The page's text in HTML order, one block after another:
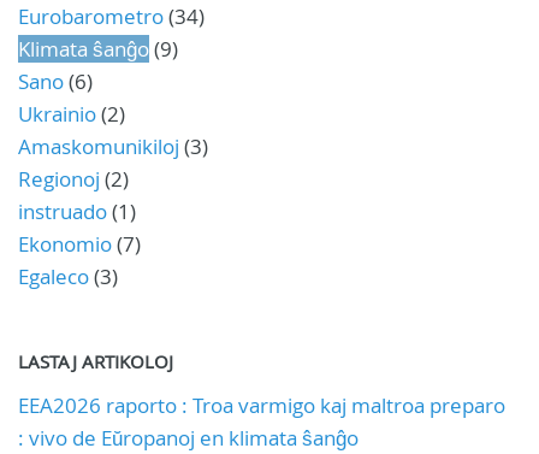
Eurobarometro(34)
Klimata ŝanĝo(9)
Sano(6)
Ukrainio(2)
Amaskomunikiloj (3)
Regionoj (2)
instruado(1)
Ekonomio(7)
Egaleco(3)
LASTAJ ARTIKOLOJ
EEA2026 raporto : Troa varmigo kaj maltroa preparo
: vivo de Eŭropanoj en klimata ŝanĝo